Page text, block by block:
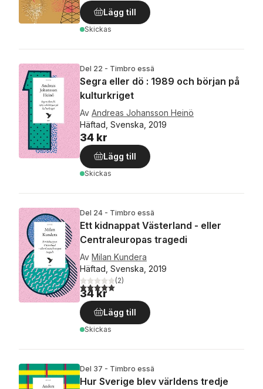
Lägg till
Skickas
Del 22 - Timbro essä
Segra eller dö : 1989 och början på
kulturkriget
Av Andreas Johansson Heinö
Häftad, Svenska, 2019
34 kr
Lägg till
Skickas
Del 24 - Timbro essä
Ett kidnappat Västerland - eller
Centraleuropas tragedi
Av Milan Kundera
Häftad, Svenska, 2019
5,0utav 5 stjärnor. Totalt antal röster:
(2)
34 kr
Lägg till
Skickas
Del 37 - Timbro essä
Hur Sverige blev världens tredje